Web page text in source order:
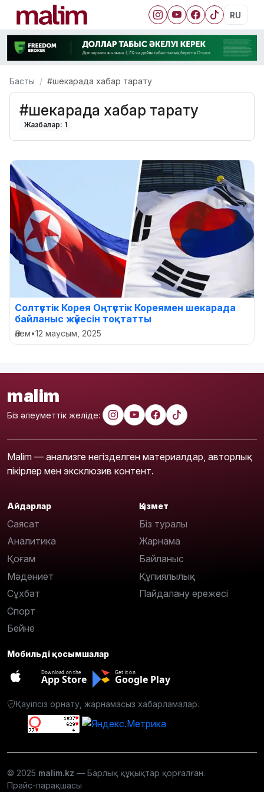
RU
Басты #шекарада хабар тарату
#шекарада хабар тарату
Жазбалар: 1
Солтүстік Корея Оңтүстік Кореямен шекарада
байланыс жүйесін тоқтатты
Әлем•12 маусым, 2025
malim
Біз әлеуметтік желіде:
Malim — анализге негізделген материалдар, авторлық
пікірлер мен эксклюзив контент.
Айдарлар
Саясат
Аналитика
Қоғам
Мәдениет
Сұхбат
Спорт
Бейне
Қызмет
Біз туралы
Жарнама
Байланыс
Құпиялылық
Пайдалану ережесі
Мобильді қосымшалар
Download on the
App Store
Get it on
Google Play
Қауіпсіз орнату, жарнамасыз хабарламалар.
© 2025 malim.kz — Барлық құқықтар қорғалған.
Прайс-парақшасы